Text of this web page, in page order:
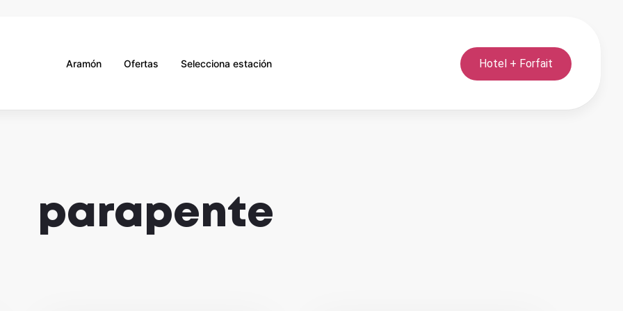
Aramón Ofertas Selecciona estación Hotel + Forfait
parapente